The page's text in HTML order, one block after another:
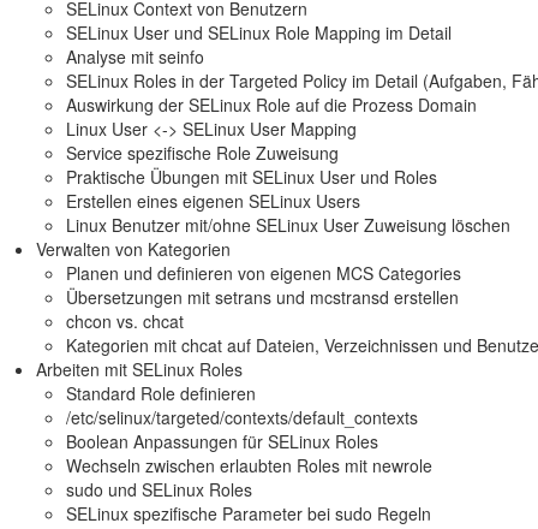
SELinux Context von Benutzern
SELinux User und SELinux Role Mapping im Detail
Analyse mit seinfo
SELinux Roles in der Targeted Policy im Detail (Aufgaben,
Auswirkung der SELinux Role auf die Prozess Domain
Linux User <-> SELinux User Mapping
Service spezifische Role Zuweisung
Praktische Übungen mit SELinux User und Roles
Erstellen eines eigenen SELinux Users
Linux Benutzer mit/ohne SELinux User Zuweisung löschen
Verwalten von Kategorien
Planen und definieren von eigenen MCS Categories
Übersetzungen mit setrans und mcstransd erstellen
chcon vs. chcat
Kategorien mit chcat auf Dateien, Verzeichnissen und
Arbeiten mit SELinux Roles
Standard Role definieren
/etc/selinux/targeted/contexts/default_contexts
Boolean Anpassungen für SELinux Roles
Wechseln zwischen erlaubten Roles mit newrole
sudo und SELinux Roles
SELinux spezifische Parameter bei sudo Regeln